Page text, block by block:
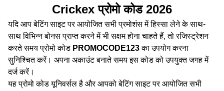
Crickex प्रोमो कोड 2026
यदि आप बेटिंग साइट पर आयोजित सभी प्रमोशंस में हिस्‍सा लेने के साथ-
साथ विभिन्न बोनस प्राप्त करने में भी सक्षम होना चाहते हैं, तो रजिस्ट्रेशन
करते समय प्रोमो कोड PROMOCODE123का उपयोग करना
सुनिश्चित करें। अपना अकाउंट बनाते समय इस कोड को उपयुक्त जगह में
दर्ज करें।
यह प्रोमो कोड यूनिवर्सल है और आपको बेटिंग साइट पर आयोजित सभी